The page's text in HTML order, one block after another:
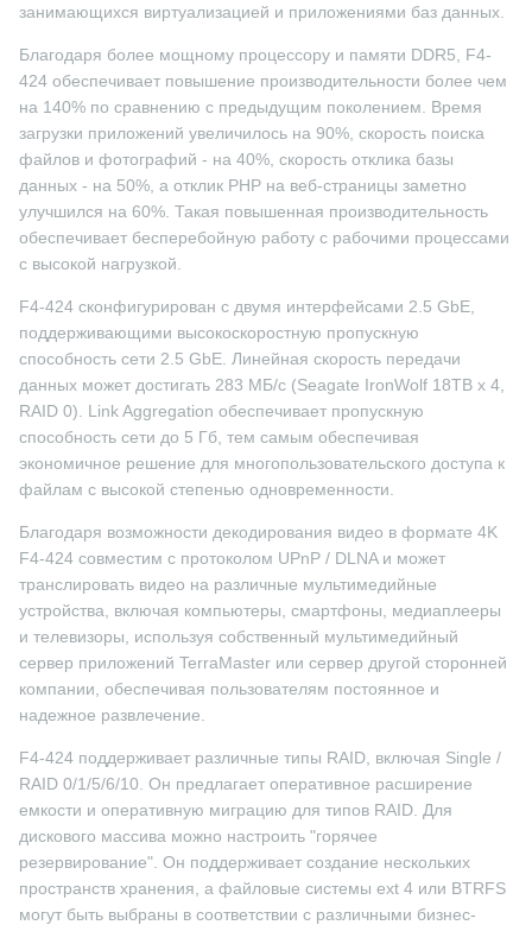
занимающихся виртуализацией и приложениями баз данных.
Благодаря более мощному процессору и памяти DDR5, F4-
424 обеспечивает повышение производительности более чем
на 140% по сравнению с предыдущим поколением. Время
загрузки приложений увеличилось на 90%, скорость поиска
файлов и фотографий - на 40%, скорость отклика базы
данных - на 50%, а отклик PHP на веб-страницы заметно
улучшился на 60%. Такая повышенная производительность
обеспечивает бесперебойную работу с рабочими процессами
с высокой нагрузкой.
F4-424 сконфигурирован с двумя интерфейсами 2.5 GbE,
поддерживающими высокоскоростную пропускную
способность сети 2.5 GbE. Линейная скорость передачи
данных может достигать 283 МБ/с (Seagate IronWolf 18TB x 4,
RAID 0). Link Aggregation обеспечивает пропускную
способность сети до 5 Гб, тем самым обеспечивая
экономичное решение для многопользовательского доступа к
файлам с высокой степенью одновременности.
Благодаря возможности декодирования видео в формате 4K
F4-424 совместим с протоколом UPnP / DLNA и может
транслировать видео на различные мультимедийные
устройства, включая компьютеры, смартфоны, медиаплееры
и телевизоры, используя собственный мультимедийный
сервер приложений TerraMaster или сервер другой сторонней
компании, обеспечивая пользователям постоянное и
надежное развлечение.
F4-424 поддерживает различные типы RAID, включая Single /
RAID 0/1/5/6/10. Он предлагает оперативное расширение
емкости и оперативную миграцию для типов RAID. Для
дискового массива можно настроить "горячее
резервирование". Он поддерживает создание нескольких
пространств хранения, а файловые системы ext 4 или BTRFS
могут быть выбраны в соответствии с различными бизнес-